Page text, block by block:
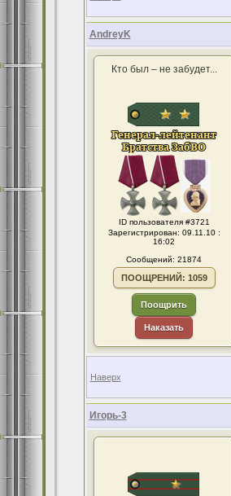
AndreyK
Кто был – не забудет...
ID пользователя #3721
Зарегистрирован: 09.11.10 :
16:02
Сообщений: 21874
ПООЩРЕНИЙ: 1059
Поощрить
Наказать
Наверх
Игорь-3